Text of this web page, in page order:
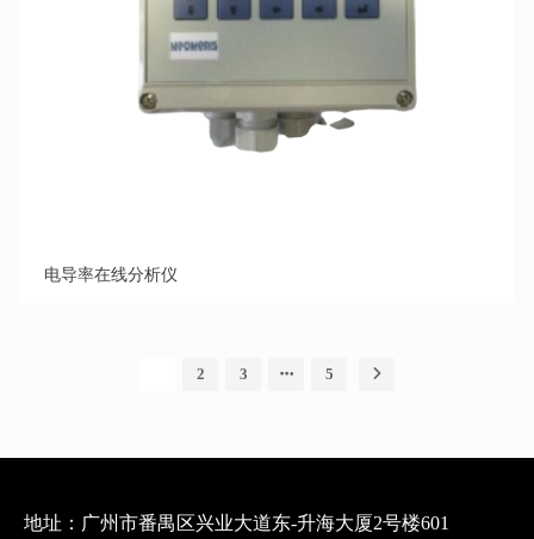
电导率在线分析仪
2 3 5
地址：广州市番禺区兴业大道东-升海大厦2号楼601